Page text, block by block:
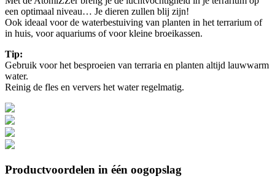
een optimaal niveau… Je dieren zullen blij zijn!
Ook ideaal voor de waterbestuiving van planten in het terrarium of
in huis, voor aquariums of voor kleine broeikassen.
Tip:
Gebruik voor het besproeien van terraria en planten altijd lauwwarm
water.
Reinig de fles en ververs het water regelmatig.
Productvoordelen in één oogopslag